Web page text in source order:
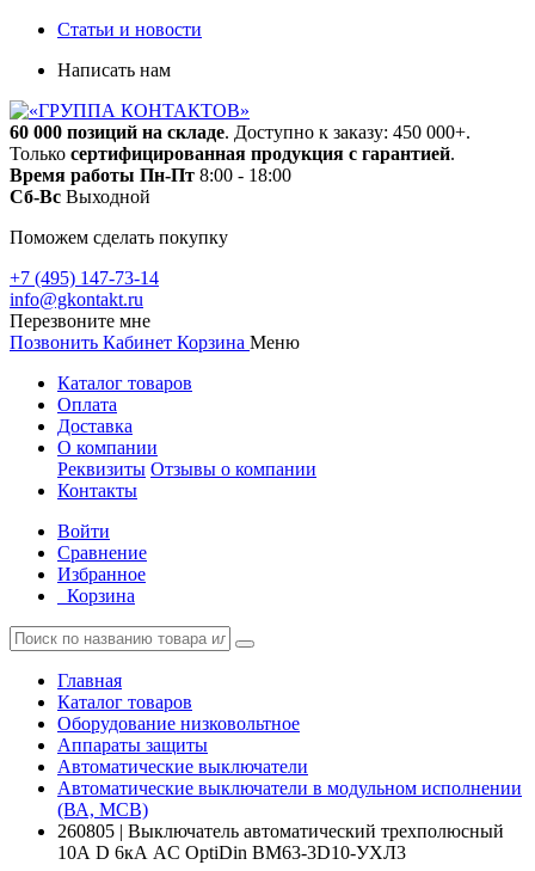
Статьи и новости
Написать нам
60 000 позиций на складе. Доступно к заказу: 450 000+.
Только сертифицированная продукция с гарантией.
Время работы Пн-Пт 8:00 - 18:00
Сб-Вс Выходной
Поможем сделать покупку
+7 (495) 147-73-14
info@gkontakt.ru
Перезвоните мне
Позвонить Кабинет Корзина Меню
Каталог товаров
Оплата
Доставка
О компании
Реквизиты Отзывы о компании
Контакты
Войти
Сравнение
Избранное
Корзина
Главная
Каталог товаров
Оборудование низковольтное
Аппараты защиты
Автоматические выключатели
Автоматические выключатели в модульном исполнении
(ВА, MCB)
260805 | Выключатель автоматический трехполюсный
10А D 6кА AC OptiDin BM63-3D10-УХЛ3